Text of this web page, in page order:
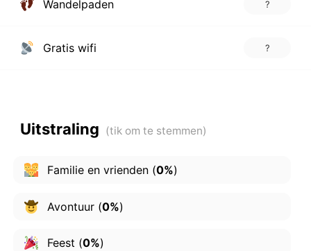
Wandelpaden ?
Gratis wifi ?
Uitstraling
Familie en vrienden(0%)
Avontuur(0%)
Feest (0%)